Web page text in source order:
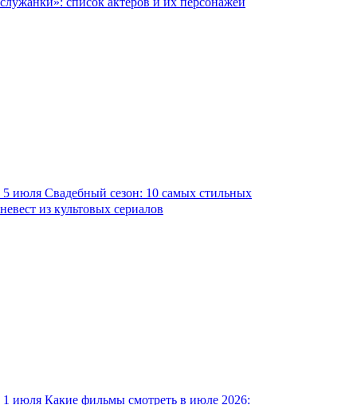
5 июля Свадебный сезон: 10 самых стильных
невест из культовых сериалов
1 июля Какие фильмы смотреть в июле 2026: